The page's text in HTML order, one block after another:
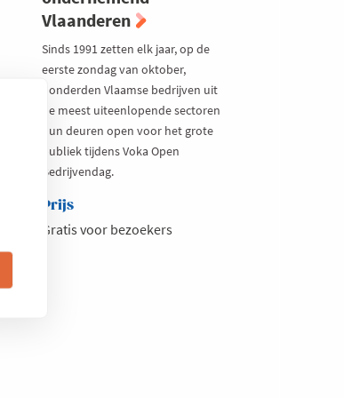
Vlaanderen
Sinds 1991 zetten elk jaar, op de
eerste zondag van oktober,
honderden Vlaamse bedrijven uit
de meest uiteenlopende sectoren
hun deuren open voor het grote
publiek tijdens Voka Open
Bedrijvendag.
Prijs
Gratis voor bezoekers